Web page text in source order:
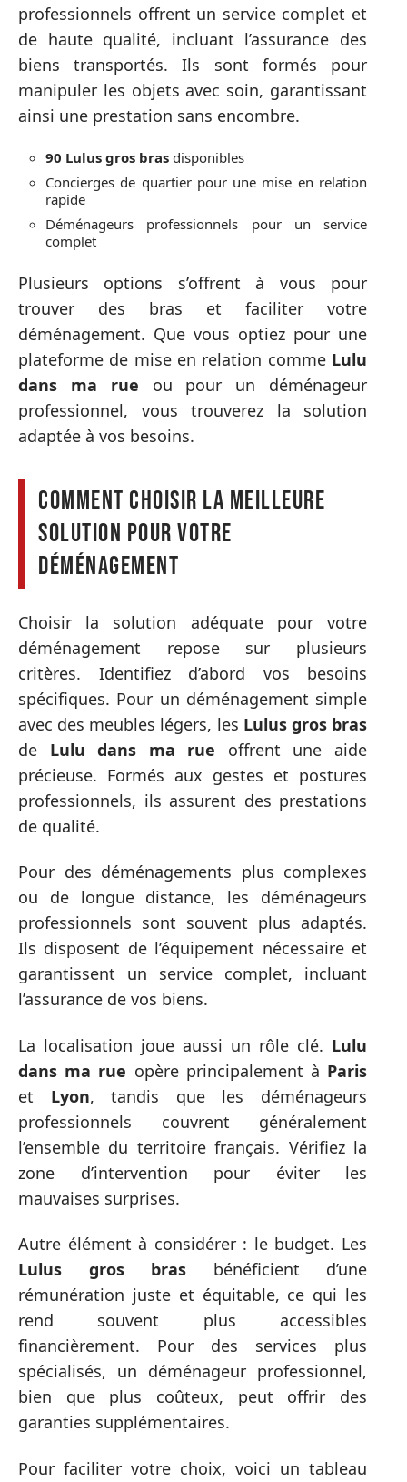
professionnels offrent un service complet et
de haute qualité, incluant l’assurance des
biens transportés. Ils sont formés pour
manipuler les objets avec soin, garantissant
ainsi une prestation sans encombre.
90 Lulus gros bras disponibles
Concierges de quartier pour une mise en relation
rapide
Déménageurs professionnels pour un service
complet
Plusieurs options s’offrent à vous pour
trouver des bras et faciliter votre
déménagement. Que vous optiez pour une
plateforme de mise en relation comme Lulu
dans ma rue ou pour un déménageur
professionnel, vous trouverez la solution
adaptée à vos besoins.
Comment choisir la meilleure
solution pour votre
déménagement
Choisir la solution adéquate pour votre
déménagement repose sur plusieurs
critères. Identifiez d’abord vos besoins
spécifiques. Pour un déménagement simple
avec des meubles légers, les Lulus gros bras
de Lulu dans ma rue offrent une aide
précieuse. Formés aux gestes et postures
professionnels, ils assurent des prestations
de qualité.
Pour des déménagements plus complexes
ou de longue distance, les déménageurs
professionnels sont souvent plus adaptés.
Ils disposent de l’équipement nécessaire et
garantissent un service complet, incluant
l’assurance de vos biens.
La localisation joue aussi un rôle clé. Lulu
dans ma rue opère principalement à Paris
et Lyon, tandis que les déménageurs
professionnels couvrent généralement
l’ensemble du territoire français. Vérifiez la
zone d’intervention pour éviter les
mauvaises surprises.
Autre élément à considérer : le budget. Les
Lulus gros bras bénéficient d’une
rémunération juste et équitable, ce qui les
rend souvent plus accessibles
financièrement. Pour des services plus
spécialisés, un déménageur professionnel,
bien que plus coûteux, peut offrir des
garanties supplémentaires.
Pour faciliter votre choix, voici un tableau